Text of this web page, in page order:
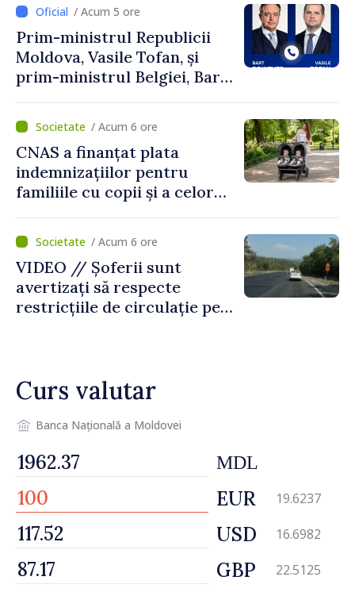
/ Acum 5 ore
Prim-ministrul Republicii
Moldova, Vasile Tofan, și
prim-ministrul Belgiei, Bart
despre parcursul european
al Republicii Moldova.
/ Acum 6 ore
CNAS a finanțat plata
indemnizațiilor pentru
familiile cu copii și a celor
temporară de muncă
/ Acum 6 ore
VIDEO // Șoferii sunt
avertizați să respecte
restricțiile de circulație pe
Curs valutar
Banca Națională a Moldovei
MDL
EUR 19.6237
USD 16.6982
GBP 22.5125